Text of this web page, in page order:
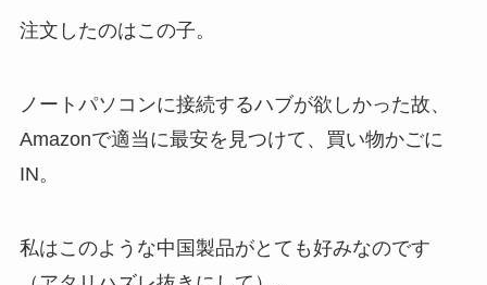
注文したのはこの子。
ノートパソコンに接続するハブが欲しかった故、
Amazonで適当に最安を見つけて、買い物かごに
IN。
私はこのような中国製品がとても好みなのです